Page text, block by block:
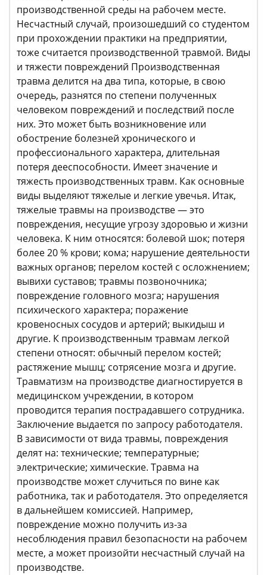
производственной среды на рабочем месте.
Несчастный случай, произошедший со студентом
при прохождении практики на предприятии,
тоже считается производственной травмой. Виды
и тяжести повреждений Производственная
травма делится на два типа, которые, в свою
очередь, разнятся по степени полученных
человеком повреждений и последствий после
них. Это может быть возникновение или
обострение болезней хронического и
профессионального характера, длительная
потеря дееспособности. Имеет значение и
тяжесть производственных травм. Как основные
виды выделяют тяжелые и легкие увечья. Итак,
тяжелые травмы на производстве — это
повреждения, несущие угрозу здоровью и жизни
человека. К ним относятся: болевой шок; потеря
более 20 % крови; кома; нарушение деятельности
важных органов; перелом костей с осложнением;
вывихи суставов; травмы позвоночника;
повреждение головного мозга; нарушения
психического характера; поражение
кровеносных сосудов и артерий; выкидыш и
другие. К производственным травмам легкой
степени относят: обычный перелом костей;
растяжение мышц; сотрясение мозга и другие.
Травматизм на производстве диагностируется в
медицинском учреждении, в котором
проводится терапия пострадавшего сотрудника.
Заключение выдается по запросу работодателя.
В зависимости от вида травмы, повреждения
делят на: технические; температурные;
электрические; химические. Травма на
производстве может случиться по вине как
работника, так и работодателя. Это определяется
в дальнейшем комиссией. Например,
повреждение можно получить из-за
несоблюдения правил безопасности на рабочем
месте, а может произойти несчастный случай на
производстве.